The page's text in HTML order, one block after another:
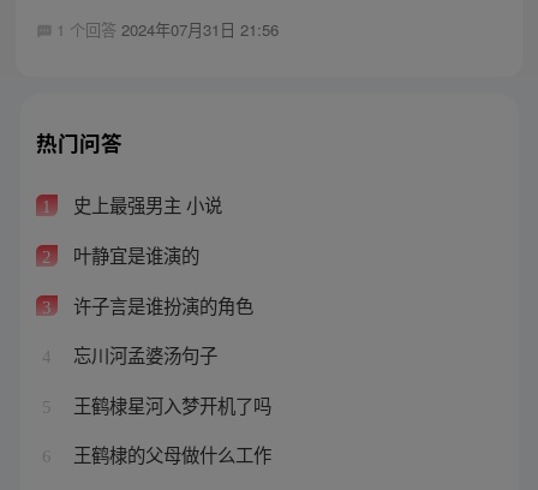
1 个回答 2024年07月31日 21:56
热门问答
1 史上最强男主 小说
2 叶静宜是谁演的
3 许子言是谁扮演的角色
4 忘川河孟婆汤句子
5 王鹤棣星河入梦开机了吗
6 王鹤棣的父母做什么工作